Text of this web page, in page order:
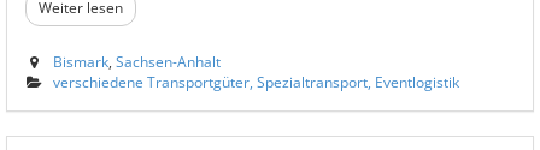
Weiter lesen
Bismark, Sachsen-Anhalt
verschiedene Transportgüter, Spezialtransport, Eventlogistik